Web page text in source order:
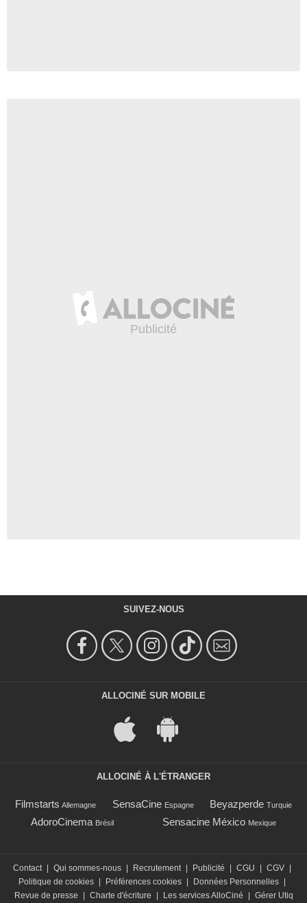
SUIVEZ-NOUS
ALLOCINÉ SUR MOBILE
ALLOCINÉ À L'ÉTRANGER
Filmstarts Allemagne SensaCine Espagne Beyazperde Turquie
AdoroCinema Brésil Sensacine México Mexique
Contact | Qui sommes-nous | Recrutement | Publicité | CGU | CGV |
Politique de cookies | Préférences cookies | Données Personnelles |
Revue de presse
| Charte d'écriture | Les services AlloCiné | Gérer Utiq